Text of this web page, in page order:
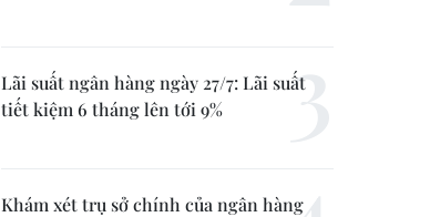
Lãi suất ngân hàng ngày 27/7: Lãi suất
tiết kiệm 6 tháng lên tới 9%
Khám xét trụ sở chính của ngân hàng